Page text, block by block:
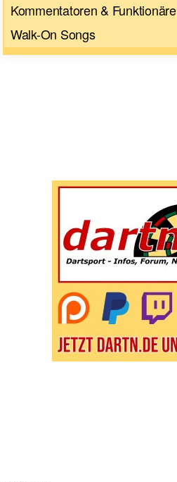
Kommentatoren & Funktionäre
Walk-On Songs